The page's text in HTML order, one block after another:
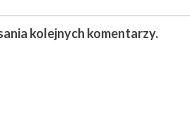
kolejnych komentarzy.